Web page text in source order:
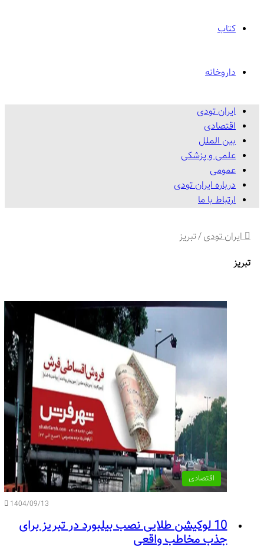
کتاب
داروخانه
ایران تودی
اقتصادی
بین الملل
علمی و پزشکی
عمومی
درباره ایران تودی
ارتباط با ما
ایران تودی/ تبریز
تبریز
اقتصادی
1404/09/13
10 لوکیشن طلایی نصب بیلبورد در تبریز برای
جذب مخاطب واقعی